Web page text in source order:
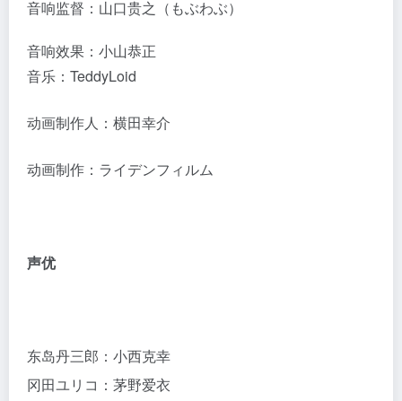
音响监督：山口贵之（もぶわぶ）
音响效果：小山恭正
音乐：TeddyLoid
动画制作人：横田幸介
动画制作：ライデンフィルム
声优
东岛丹三郎：小西克幸
冈田ユリコ：茅野爱衣